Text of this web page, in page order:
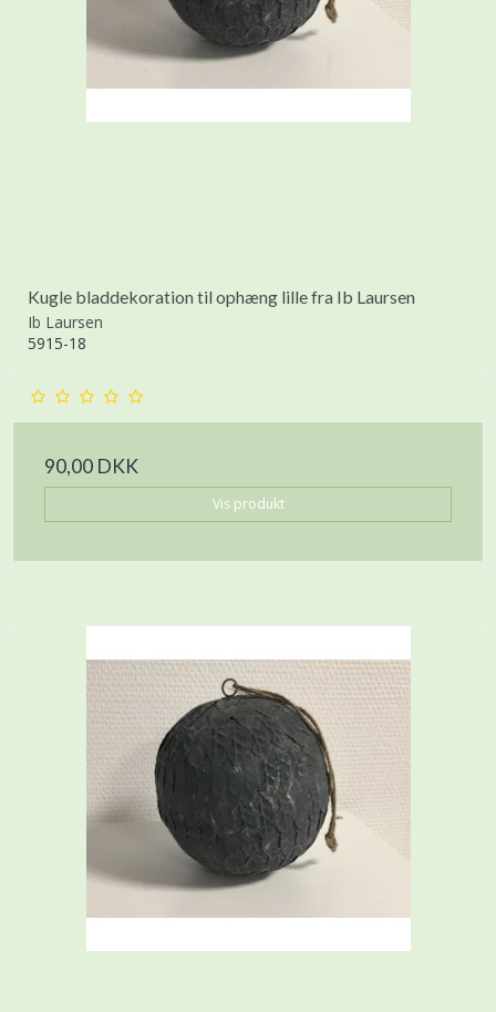
Kugle bladdekoration til ophæng lille fra Ib Laursen
Ib Laursen
5915-18
90,00 DKK
Vis produkt